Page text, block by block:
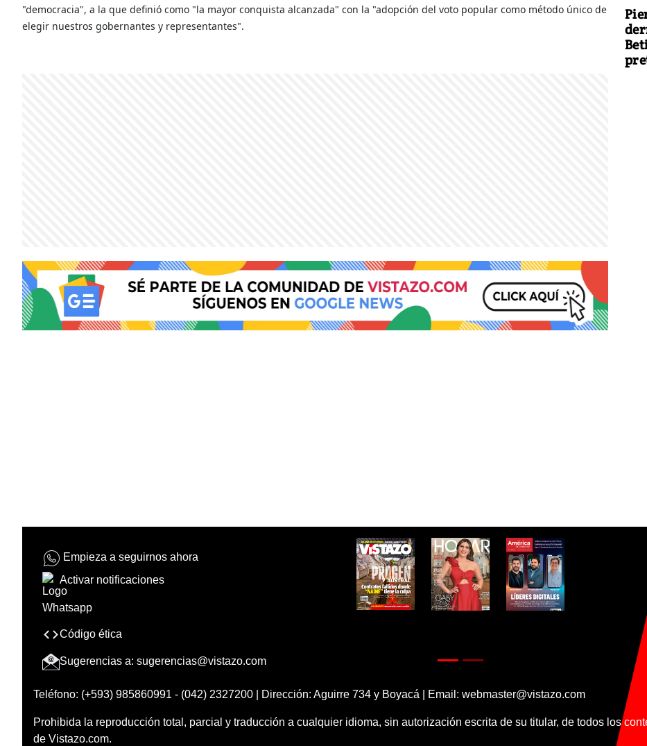
"democracia", a la que definió como "la mayor conquista alcanzada" con la "adopción del voto popular como método único de
elegir nuestros gobernantes y representantes".
Empieza a seguirnos ahora
Activar notificaciones
Código ética
Sugerencias a: sugerencias@vistazo.com
Teléfono: (+593) 985860991 - (042) 2327200 | Dirección: Aguirre 734 y Boyacá | Email: webmaster@vistazo.com
Prohibida la reproducción total, parcial y traducción a cualquier idioma, sin autorización escrita de su titular, de todos los
de Vistazo.com.